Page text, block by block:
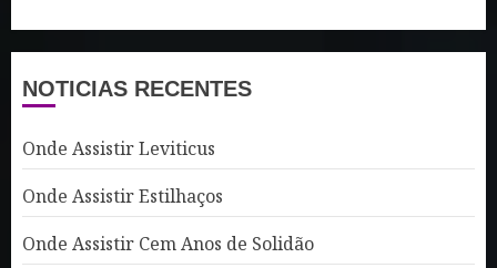
NOTICIAS RECENTES
Onde Assistir Leviticus
Onde Assistir Estilhaços
Onde Assistir Cem Anos de Solidão